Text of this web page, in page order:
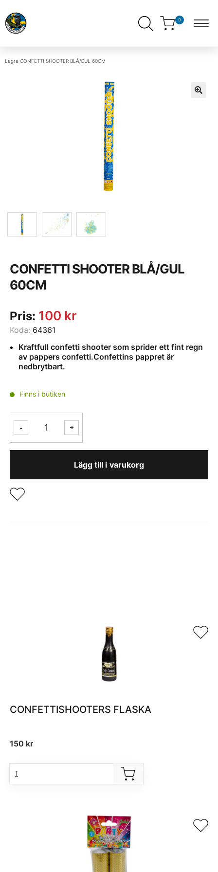
0
Lagra CONFETTI SHOOTER BLÅ/GUL 60CM
CONFETTI SHOOTER BLÅ/GUL
60CM
Koda: 64361
Kraftfull confetti shooter som sprider ett fint regn
av pappers confetti.Confettins pappret är
nedbrytbart.
Finns i butiken
-
CONFETTI
SHOOTER
BLÅ/GUL
+
Lägg till i varukorg
Pris: 100 kr
CONFETTISHOOTERS FLASKA
150 kr